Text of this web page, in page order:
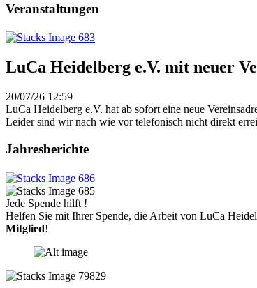
Veranstaltungen
LuCa Heidelberg e.V. mit neuer
20/07/26 12:59
LuCa Heidelberg e.V. hat ab sofort eine neue
Leider sind wir nach wie vor telefonisch nicht direkt
Jahresberichte
Jede Spende hilft !
Helfen Sie mit Ihrer Spende, die Arbeit von LuCa
Mitglied!